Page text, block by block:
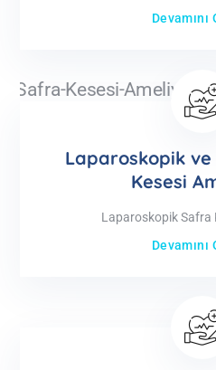
Devamını
Laparoskopik
Kesesi
Laparoskopik Safra
Devamını